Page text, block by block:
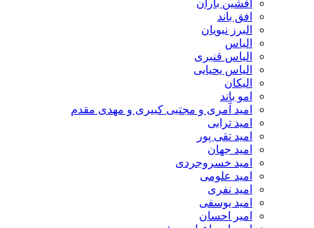
افشین باران
افق باند
البرز نبویان
الیاس
الیاس قنبرى
الیاس یحیایی
الیکان
امو باند
امید آمری و مجتبی کبیری و مهدى مقدم
امید ترابی
امید تقی پور
امید جهان
امید خسروجردی
امید علومی
امید نفری
امید یوسفی
امیر احسان